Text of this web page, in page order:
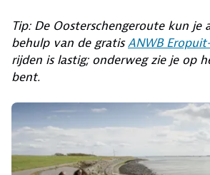
Tip: De Oosterschengeroute kun je
behulp van de gratisANWB
rijden is lastig; onderweg zie je op
bent.